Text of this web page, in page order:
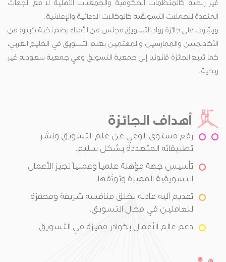
غير ربحية كالمنظمات الحكومية والجمعيات الأهلية لا مع الجهات
المنفذة للحملات التسويقية كالوكالات الدعائية والإعلانية.
ويشرف على جائزة رواد التسويق مجلس من الأمناء يضم نخبة كبيرة من
الأكاديميين والممارسين والمهتمين بعلم التسويق في الخليج العربي،
كما تتبع الجائزة قانونيا إلى جمعية التسويق وهي جمعية سعودية غير
ربحية.
أهداف الجائزة
رفع مستوى الوعي عن علم التسويق ونشر
تطبيقاته المتعددة بشكل سليم.
تأسيس جهة مؤهلة علمياً وعملياً تجيز الأعمال
التسويقية المميزة وتوثقها.
تقديم آليه عادله تخلق منافسه شريفة ومحفزة
للعاملين في مجال التسويق.
دعم عالم الأعمال بكوادر مميزة في التسويق.